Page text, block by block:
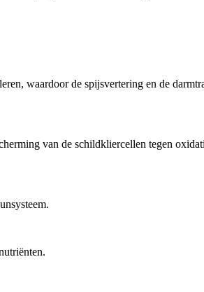
waardoor de spijsvertering en de
van de schildkliercellen tegen